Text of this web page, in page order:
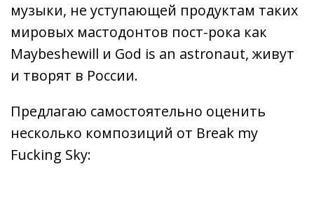
музыки, не уступающей продуктам таких
мировых мастодонтов пост-рока как
Maybeshewill и God is an astronaut, живут
и творят в России.
Предлагаю самостоятельно оценить
несколько композиций от Break my
Fucking Sky: